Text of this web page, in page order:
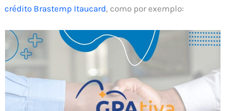
crédito Brastemp Itaucard, como por exemplo: